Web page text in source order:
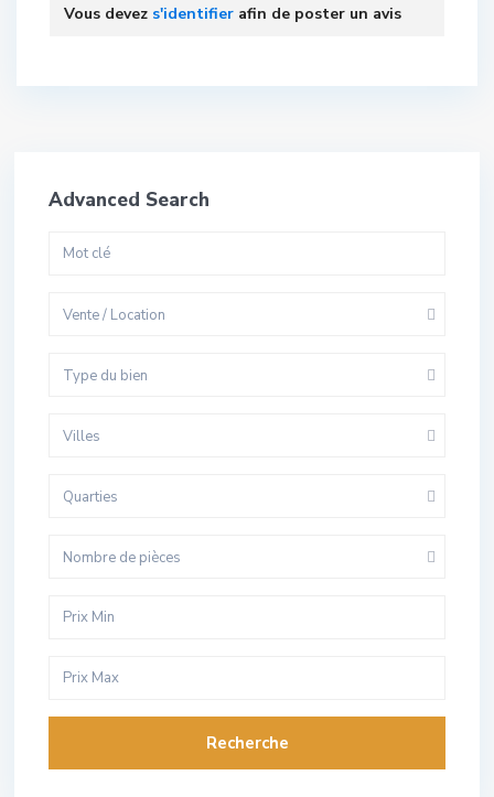
Vous devez s'identifier afin de poster un avis
Advanced Search
Vente / Location
Type du bien
Villes
Quarties
Nombre de pièces
Recherche